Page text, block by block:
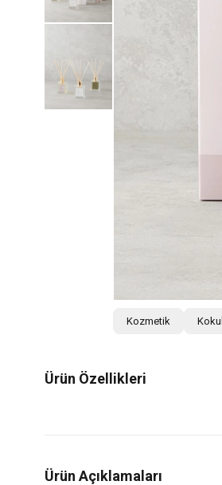
Kozmetik
Ürün Özellikleri
Ürün Açıklamaları